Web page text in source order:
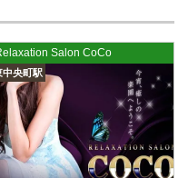
げるだけでなく、高待遇や手
ご活用ください♪ 指名…
げるだけでなく、高待遇や手
活用ください♪ 指名…
Salon CoCo
中央町駅